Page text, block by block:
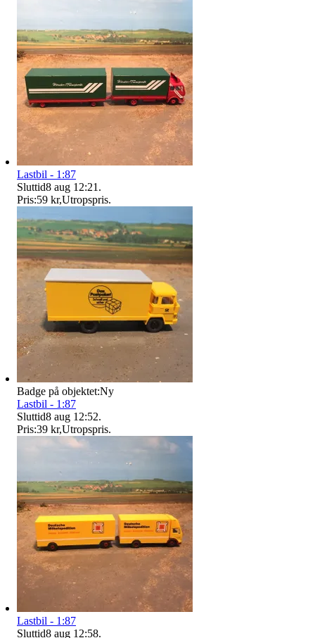
Lastbil - 1:87
Sluttid8 aug 12:21 .
Pris:59 kr,Utropspris.
Badge på objektet:Ny
Lastbil - 1:87
Sluttid8 aug 12:52.
Pris:39 kr,Utropspris.
Lastbil - 1:87
Sluttid8 aug 12:58.